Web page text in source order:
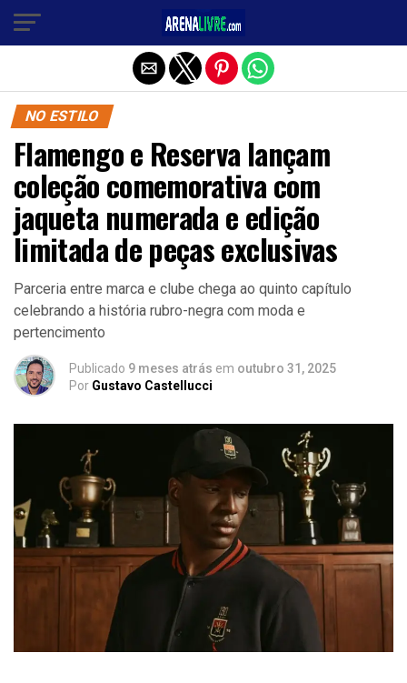
NO ESTILO
Flamengo e Reserva lançam
coleção comemorativa com
jaqueta numerada e edição
limitada de peças exclusivas
Parceria entre marca e clube chega ao quinto capítulo
celebrando a história rubro-negra com moda e
pertencimento
Publicado 9 meses atrás em outubro 31, 2025
Por Gustavo Castellucci
Sair da versão mobile